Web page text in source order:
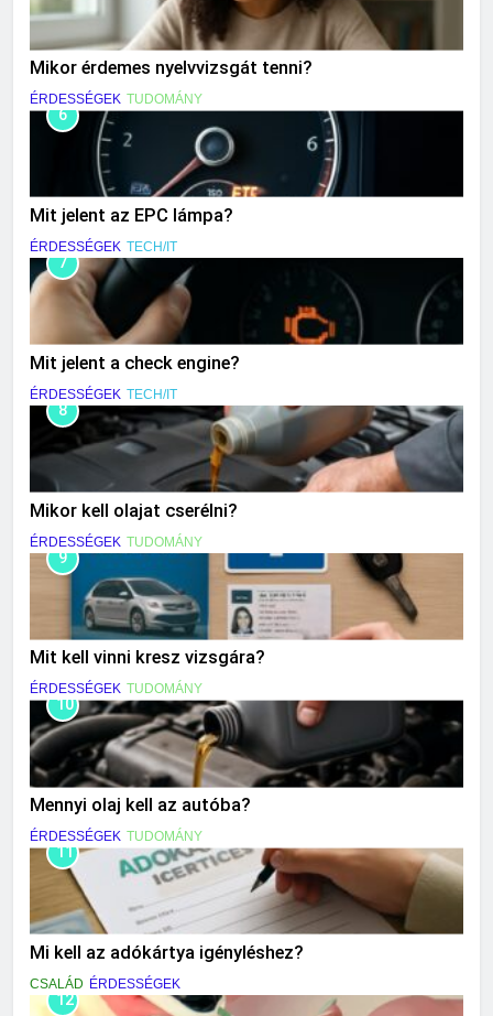
Mikor érdemes nyelvvizsgát tenni?
ÉRDESSÉGEK TUDOMÁNY
6
Mit jelent az EPC lámpa?
ÉRDESSÉGEK TECH/IT
7
Mit jelent a check engine?
ÉRDESSÉGEK TECH/IT
8
Mikor kell olajat cserélni?
ÉRDESSÉGEK TUDOMÁNY
9
Mit kell vinni kresz vizsgára?
ÉRDESSÉGEK TUDOMÁNY
10
Mennyi olaj kell az autóba?
ÉRDESSÉGEK TUDOMÁNY
11
Mi kell az adókártya igényléshez?
CSALÁD ÉRDESSÉGEK
12